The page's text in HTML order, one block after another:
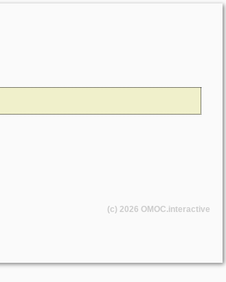
(c) 2026 OMOC.interactive